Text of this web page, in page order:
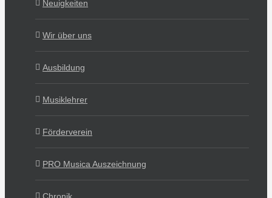
Neuigkeiten
Wir über uns
Ausbildung
Musiklehrer
Förderverein
PRO Musica Auszeichnung